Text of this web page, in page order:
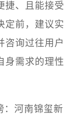
捷、且能接受
定前，建议实
咨询过往用户
身需求的理性
：河南锦玺新